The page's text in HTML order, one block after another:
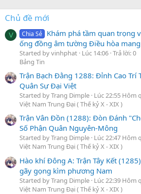
Chủ đề mới
V Chia Sẻ Khám phá tầm quan trọng
ống đồng âm tường Điều hòa
Started by vinhphat Lúc 14:06 Trả lời: 0
Bảng Tin
Trận Bạch Đằng 1288: Đỉnh Cao Trí
Quân Sự Đại Việt
Started by Trang Dimple Lúc 22:55 Hôm
Việt Nam Trung Đại ( Thế kỷ X - XIX )
Trận Vân Đồn (1288): Đòn Đánh
Số Phận Quân Nguyên-Mông
Started by Trang Dimple Lúc 22:47 Hôm
Việt Nam Trung Đại ( Thế kỷ X - XIX )
Hào khí Đông A: Trận Tây Kết
gãy gọng kìm phương Nam
Started by Trang Dimple Lúc 22:39 Hôm
Việt Nam Trung Đại ( Thế kỷ X - XIX )